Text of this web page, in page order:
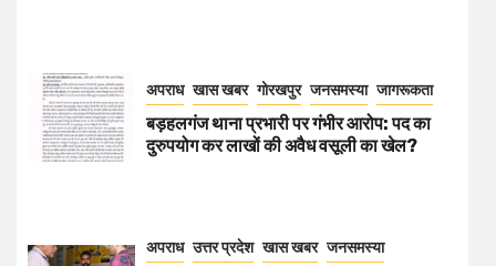
अपराध खास खबर गोरखपुर जनसमस्या जागरूकता
बड़हलगंज थाना प्रभारी पर गंभीर आरोप: पद का
दुरुपयोग कर लाखों की अवैध वसूली का खेल?
अपराध उत्तर प्रदेश खास खबर जनसमस्या